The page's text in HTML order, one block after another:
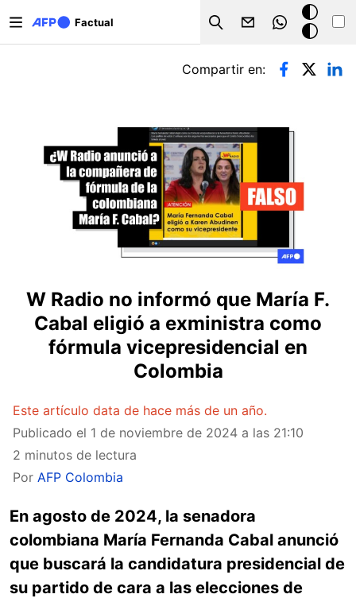
Factual
Search
Modo
oscuro
Solapas principales
Compartir en:
W Radio no informó que María F.
Cabal eligió a exministra como
fórmula vicepresidencial en
Colombia
Este artículo data de hace más de un año.
Publicado el 1 de noviembre de 2024 a las 21:10
2 minutos de lectura
Por AFP Colombia
En agosto de 2024, la senadora
colombiana María Fernanda Cabal anunció
que buscará la candidatura presidencial de
su partido de cara a las elecciones de